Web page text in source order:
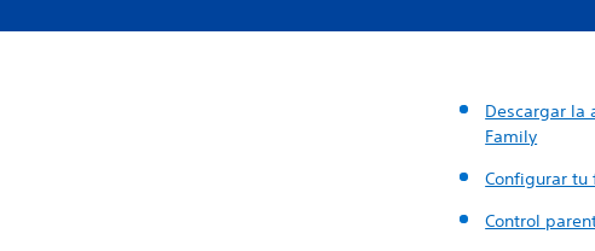
Descargar la
Family
Configurar tu
Control